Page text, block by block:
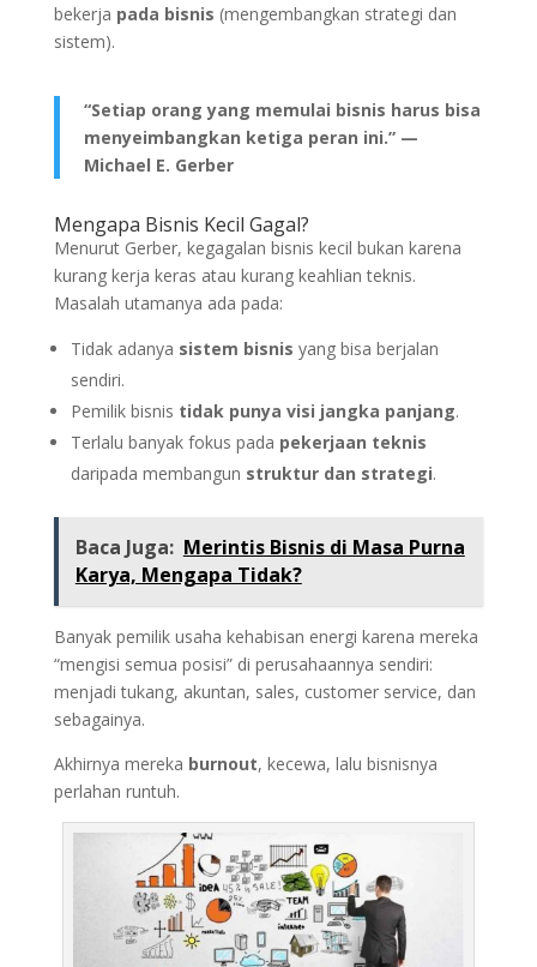
bekerja pada bisnis (mengembangkan strategi dan
sistem).
“Setiap orang yang memulai bisnis harus bisa
menyeimbangkan ketiga peran ini.” —
Michael E. Gerber
Mengapa Bisnis Kecil Gagal?
Menurut Gerber, kegagalan bisnis kecil bukan karena
kurang kerja keras atau kurang keahlian teknis.
Masalah utamanya ada pada:
Tidak adanya sistem bisnis yang bisa berjalan
sendiri.
Pemilik bisnis tidak punya visi jangka panjang.
Terlalu banyak fokus pada pekerjaan teknis
daripada membangun struktur dan strategi.
Baca Juga: Merintis Bisnis di Masa Purna
Karya, Mengapa Tidak?
Banyak pemilik usaha kehabisan energi karena mereka
“mengisi semua posisi” di perusahaannya sendiri:
menjadi tukang, akuntan, sales, customer service, dan
sebagainya.
Akhirnya mereka burnout, kecewa, lalu bisnisnya
perlahan runtuh.